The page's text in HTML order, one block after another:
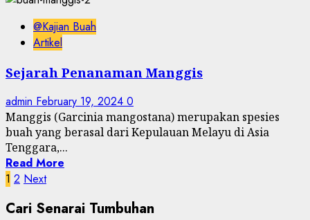
@Kajian Buah
Artikel
Sejarah Penanaman Manggis
admin February 19, 2024 0
Manggis (Garcinia mangostana) merupakan spesies
buah yang berasal dari Kepulauan Melayu di Asia
Tenggara,...
Read More
Posts
pagination
1 2 Next
Cari Senarai Tumbuhan